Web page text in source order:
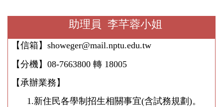
助理員 李芊蓉小姐
【信箱】showeger@mail.nptu.edu.tw
【分機】08-7663800 轉 18005
【承辦業務】
1.新住民各學制招生相關事宜(含試務規劃)。